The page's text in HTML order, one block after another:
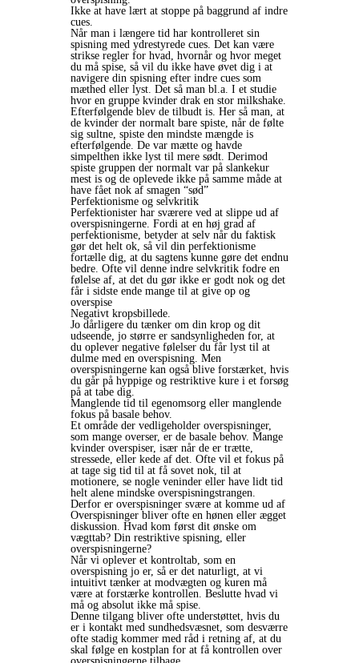
Ikke at have lært at stoppe på baggrund af indre
cues.
Når man i længere tid har kontrolleret sin
spisning med ydrestyrede cues. Det kan være
strikse regler for hvad, hvornår og hvor meget
du må spise, så vil du ikke have øvet dig i at
navigere din spisning efter indre cues som
mæthed eller lyst. Det så man bl.a. I et studie
hvor en gruppe kvinder drak en stor milkshake.
Efterfølgende blev de tilbudt is. Her så man, at
de kvinder der normalt bare spiste, når de følte
sig sultne, spiste den mindste mængde is
efterfølgende. De var mætte og havde
simpelthen ikke lyst til mere sødt. Derimod
spiste gruppen der normalt var på slankekur
mest is og de oplevede ikke på samme måde at
have fået nok af smagen “sød”
Perfektionisme og selvkritik
Perfektionister har sværere ved at slippe ud af
overspisningerne. Fordi at en høj grad af
perfektionisme, betyder at selv når du faktisk
gør det helt ok, så vil din perfektionisme
fortælle dig, at du sagtens kunne gøre det endnu
bedre. Ofte vil denne indre selvkritik fodre en
følelse af, at det du gør ikke er godt nok og det
får i sidste ende mange til at give op og
overspise
Negativt kropsbillede.
Jo dårligere du tænker om din krop og dit
udseende, jo større er sandsynligheden for, at
du oplever negative følelser du får lyst til at
dulme med en overspisning. Men
overspisningerne kan også blive forstærket, hvis
du går på hyppige og restriktive kure i et forsøg
på at tabe dig.
Manglende tid til egenomsorg eller manglende
fokus på basale behov.
Et område der vedligeholder overspisninger,
som mange overser, er de basale behov. Mange
kvinder overspiser, især når de er trætte,
stressede, eller kede af det. Ofte vil et fokus på
at tage sig tid til at få sovet nok, til at
motionere, se nogle veninder eller have lidt tid
helt alene mindske overspisningstrangen.
Derfor er overspisninger svære at komme ud af
Overspisninger bliver ofte en hønen eller ægget
diskussion. Hvad kom først dit ønske om
vægttab? Din restriktive spisning, eller
overspisningerne?
Når vi oplever et kontroltab, som en
overspisning jo er, så er det naturligt, at vi
intuitivt tænker at modvægten og kuren må
være at forstærke kontrollen. Beslutte hvad vi
må og absolut ikke må spise.
Denne tilgang bliver ofte understøttet, hvis du
er i kontakt med sundhedsvæsnet, som desværre
ofte stadig kommer med råd i retning af, at du
skal følge en kostplan for at få kontrollen over